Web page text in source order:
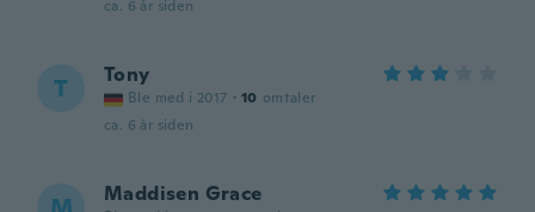
ca. 6 år siden
T Tony
Ble med i 2017 · 10 omtaler
ca. 6 år siden
Maddisen Grace